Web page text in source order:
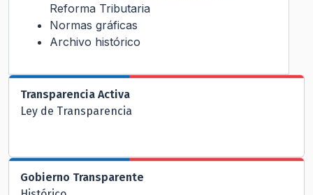
Reforma Tributaria
Normas gráficas
Archivo histórico
Transparencia Activa
Ley de Transparencia
Gobierno Transparente